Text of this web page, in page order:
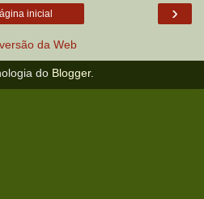
›
inicial
da Web
do Blogger.